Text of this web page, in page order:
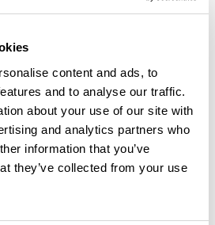
content and ads, to
and to analyse our traffic.
about your use of our site with
and analytics partners who
information that you’ve
they’ve collected from your use
un avis
vélo de 74,7 km à proximité de